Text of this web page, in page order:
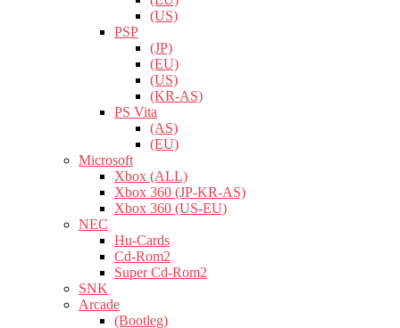
(US)
PSP
(JP)
(EU)
(US)
(KR-AS)
PS Vita
(AS)
(EU)
Microsoft
Xbox (ALL)
Xbox 360 (JP-KR-AS)
Xbox 360 (US-EU)
NEC
Hu-Cards
Cd-Rom2
Super Cd-Rom2
SNK
Arcade
(Bootleg)